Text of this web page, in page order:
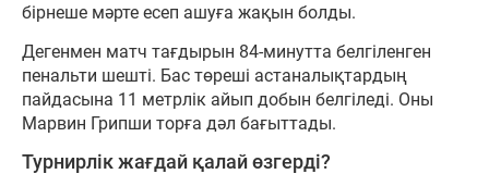
бірнеше мәрте есеп ашуға жақын болды.
Дегенмен матч тағдырын 84-минутта белгіленген
пенальти шешті. Бас төреші астаналықтардың
пайдасына 11 метрлік айып добын белгіледі. Оны
Марвин Грипши торға дәл бағыттады.
Турнирлік жағдай қалай өзгерді?